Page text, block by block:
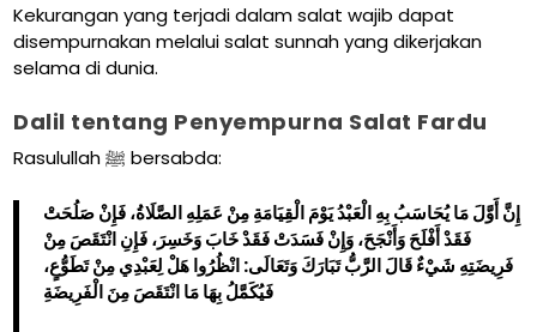
Kekurangan yang terjadi dalam salat wajib dapat
disempurnakan melalui salat sunnah yang dikerjakan
selama di dunia.
Dalil tentang Penyempurna Salat Fardu
Rasulullah ﷺ bersabda:
إِنَّ أَوَّلَ مَا يُحَاسَبُ بِهِ الْعَبْدُ يَوْمَ الْقِيَامَةِ مِنْ عَمَلِهِ الصَّلَاةُ، فَإِنْ صَلُحَتْ
فَقَدْ أَفْلَحَ وَأَنْجَحَ، وَإِنْ فَسَدَتْ فَقَدْ خَابَ وَخَسِرَ، فَإِنِ انْتَقَصَ مِنْ
فَرِيضَتِهِ شَيْءٌ قَالَ الرَّبُّ تَبَارَكَ وَتَعَالَى: انْظُرُوا هَلْ لِعَبْدِي مِنْ تَطَوُّعٍ،
فَيُكَمَّلُ بِهَا مَا انْتَقَصَ مِنَ الْفَرِيضَةِ